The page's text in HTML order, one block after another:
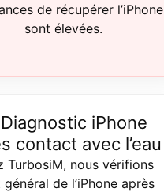
de récupérer l’iPhone
sont élevées.
Diagnostic iPhone
contact avec l’eau
TurbosiM, nous vérifions
général de l’iPhone après